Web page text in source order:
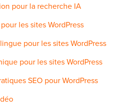
pour la recherche IA
les sites WordPress
pour les sites WordPress
pour les sites WordPress
SEO pour WordPress